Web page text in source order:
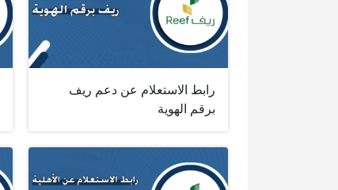
رابط الاستعلام عن دعم ريف
برقم الهوية